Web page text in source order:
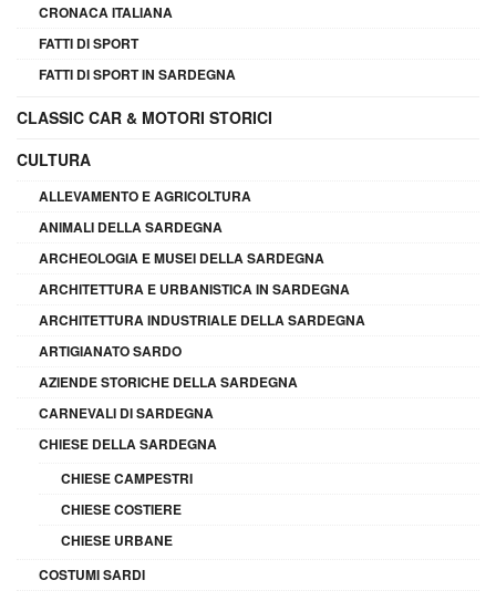
CRONACA ITALIANA
FATTI DI SPORT
FATTI DI SPORT IN SARDEGNA
CLASSIC CAR & MOTORI STORICI
CULTURA
ALLEVAMENTO E AGRICOLTURA
ANIMALI DELLA SARDEGNA
ARCHEOLOGIA E MUSEI DELLA SARDEGNA
ARCHITETTURA E URBANISTICA IN SARDEGNA
ARCHITETTURA INDUSTRIALE DELLA SARDEGNA
ARTIGIANATO SARDO
AZIENDE STORICHE DELLA SARDEGNA
CARNEVALI DI SARDEGNA
CHIESE DELLA SARDEGNA
CHIESE CAMPESTRI
CHIESE COSTIERE
CHIESE URBANE
COSTUMI SARDI